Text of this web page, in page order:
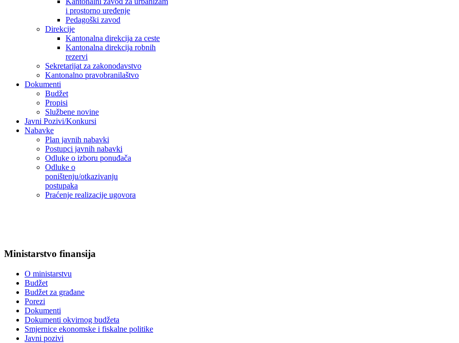
i prostorno uređenje
Pedagoški zavod
Direkcije
Kantonalna direkcija za ceste
Kantonalna direkcija robnih
rezervi
Sekretarijat za zakonodavstvo
Kantonalno pravobranilaštvo
Dokumenti
Budžet
Propisi
Službene novine
Javni Pozivi/Konkursi
Nabavke
Plan javnih nabavki
Postupci javnih nabavki
Odluke o izboru ponuđača
Odluke o
poništenju/otkazivanju
postupaka
Praćenje realizacije ugovora
Ministarstvo finansija
O ministarstvu
Budžet
Budžet za građane
Porezi
Dokumenti
Dokumenti okvirnog budžeta
Smjernice ekonomske i fiskalne politike
Javni pozivi